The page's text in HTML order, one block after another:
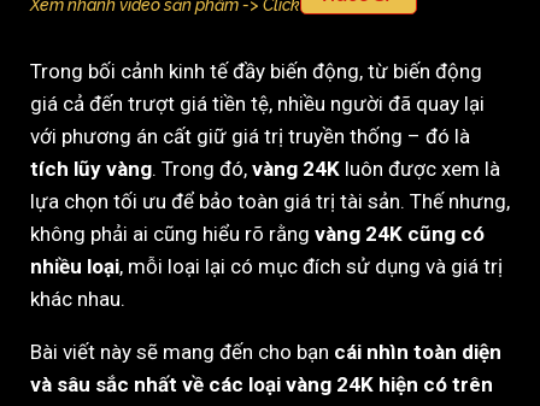
Xem nhanh video sản phẩm -> Click
Trong bối cảnh kinh tế đầy biến động, từ biến động
giá cả đến trượt giá tiền tệ, nhiều người đã quay lại
với phương án cất giữ giá trị truyền thống – đó là
tích lũy vàng. Trong đó, vàng 24K luôn được xem là
lựa chọn tối ưu để bảo toàn giá trị tài sản. Thế nhưng,
không phải ai cũng hiểu rõ rằng vàng 24K cũng có
nhiều loại, mỗi loại lại có mục đích sử dụng và giá trị
khác nhau.
Bài viết này sẽ mang đến cho bạn cái nhìn toàn diện
và sâu sắc nhất về các loại vàng 24K hiện có trên